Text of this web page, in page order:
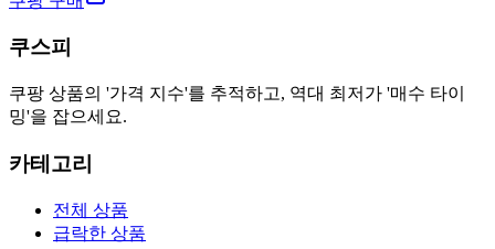
쿠스피
쿠팡 상품의 '가격 지수'를 추적하고, 역대 최저가 '매수 타이
밍'을 잡으세요.
카테고리
전체 상품
급락한 상품